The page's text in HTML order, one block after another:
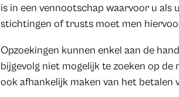
is in een vennootschap waarvoor u als
stichtingen of trusts moet men
Opzoekingen kunnen enkel aan de
bijgevolg niet mogelijk te zoeken op de
ook afhankelijk maken van het betalen